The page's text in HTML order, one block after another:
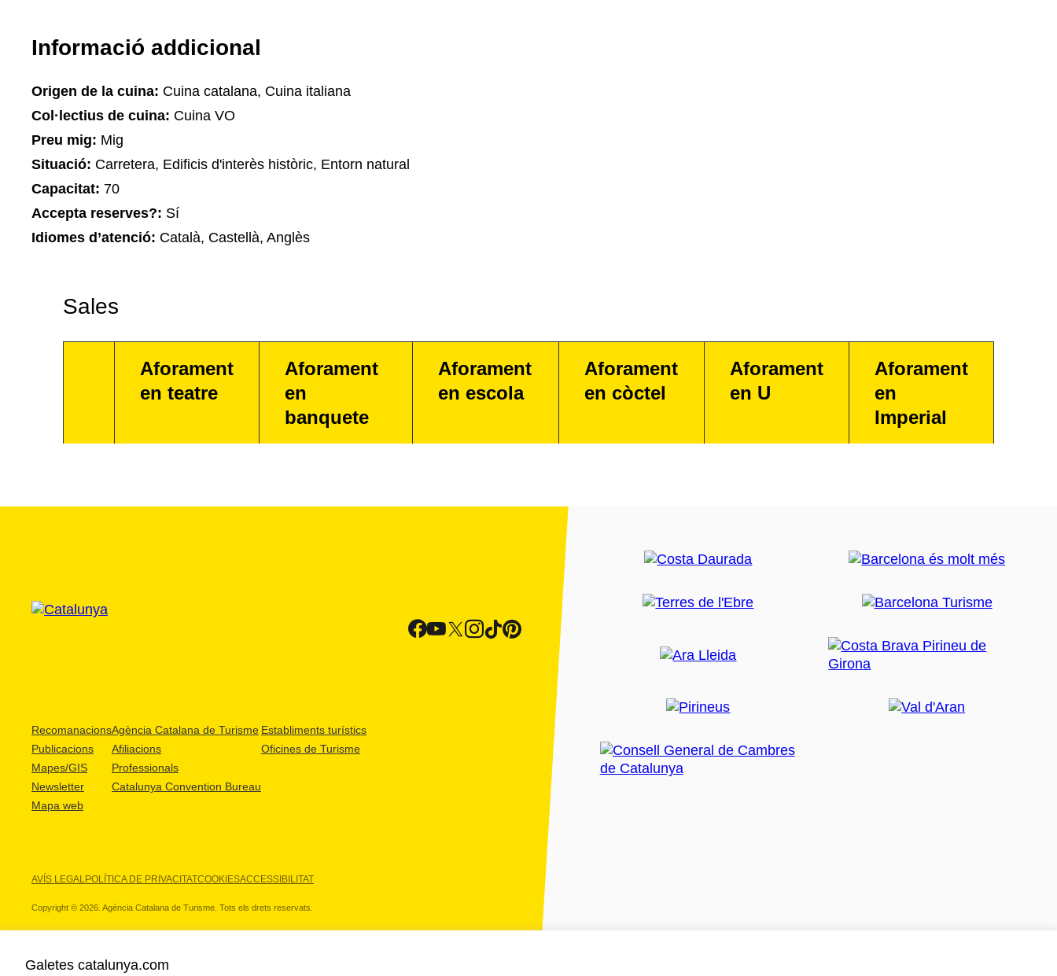
Informació addicional
Origen de la cuina: Cuina catalana, Cuina italiana
Col·lectius de cuina: Cuina VO
Preu mig: Mig
Situació: Carretera, Edificis d'interès històric, Entorn natural
Capacitat: 70
Accepta reserves?: Sí
Idiomes d’atenció: Català, Castellà, Anglès
Sales
Aforament
en teatre
Aforament
en
banquete
Aforament
en escola
Aforament
en còctel
Aforament
en U
Aforament
en
Imperial
Recomanacions
Publicacions
Mapes/GIS
Newsletter
Mapa web
Agència Catalana de Turisme
Afiliacions
Professionals
Catalunya Convention Bureau
Establiments turístics
Oficines de Turisme
AVÍS LEGALPOLÍTICA DE PRIVACITATCOOKIESACCESSIBILITAT
Copyright © 2026. Agència Catalana de Turisme. Tots els drets reservats.
Galetes catalunya.com